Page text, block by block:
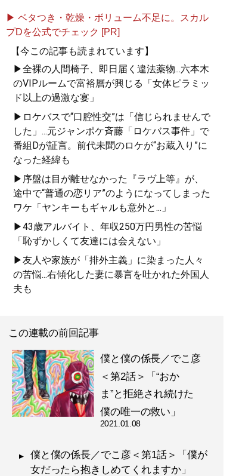
▶ ベタつき・乾燥・ボリューム不足に。スカル
プDを公式でチェック [PR]
【今この記事も読まれています】
▶全裸の人間椅子、即日届く違法薬物...六本木
のVIPルームで富裕層が興じる「女体ピラミッ
ド以上の過激な宴」
▶ロケバスで“口腔性交”は「信じられませんで
した」...元ジャンポケ斉藤「ロケバス事件」で
番組Dが証言。前代未聞のロケが“お蔵入り”に
なった経緯も
▶序盤は目が離せなかった『ラヴ上等』が、
途中で“普通の恋リア”のようになってしまった
ワケ「ヤンキーもギャルも意外と...」
▶43歳アルバイト、年収250万円男性の苦悩
「恥ずかしくて友達には会えない」
▶友人や家族が「排外主義」に染まった人々
の苦悩...右傾化した妻に暴言を吐かれた外国人
夫も
この連載の前回記事
僕と僕の係長／でこ彦
＜第2話＞「“おか
ま”と拒絶され続けた
僕の唯一の救い」
2021.01.08
僕と僕の係長／でこ彦＜第1話＞「僕が
女だったら抱きしめてくれますか」